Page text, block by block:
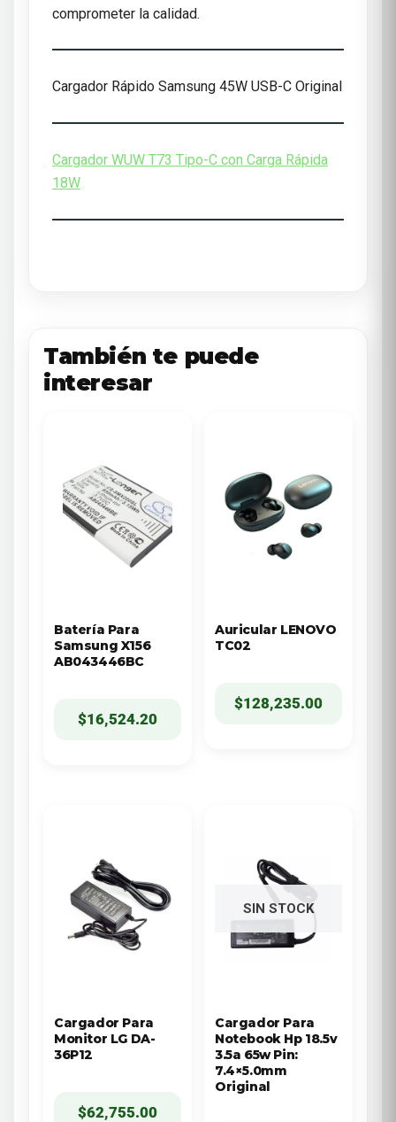
comprometer la calidad.
Cargador Rápido Samsung 45W USB-C Original
Cargador WUW T73 Tipo-C con Carga Rápida
18W
También te puede
interesar
Batería Para
Samsung X156
AB043446BC
$16,524.20
Auricular LENOVO
TC02
$128,235.00
Cargador Para
Monitor LG DA-
36P12
$62,755.00
SIN STOCK
Cargador Para
Notebook Hp 18.5v
3.5a 65w Pin:
7.4×5.0mm
Original